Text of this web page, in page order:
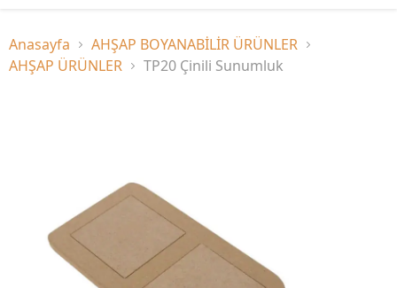
Anasayfa
AHŞAP BOYANABİLİR ÜRÜNLER
AHŞAP ÜRÜNLER
TP20 Çinili Sunumluk